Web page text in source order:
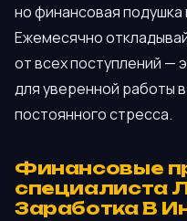
но финансовая подушка
Ежемесячно
от всех поступлений —
для уверенной работы
постоянного стресса.
Финансовые
специалиста
Заработка В